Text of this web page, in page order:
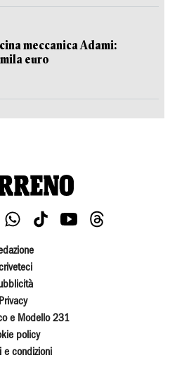
meccanica Adami:
euro
Privacy
e Modello 231
policy
e condizioni